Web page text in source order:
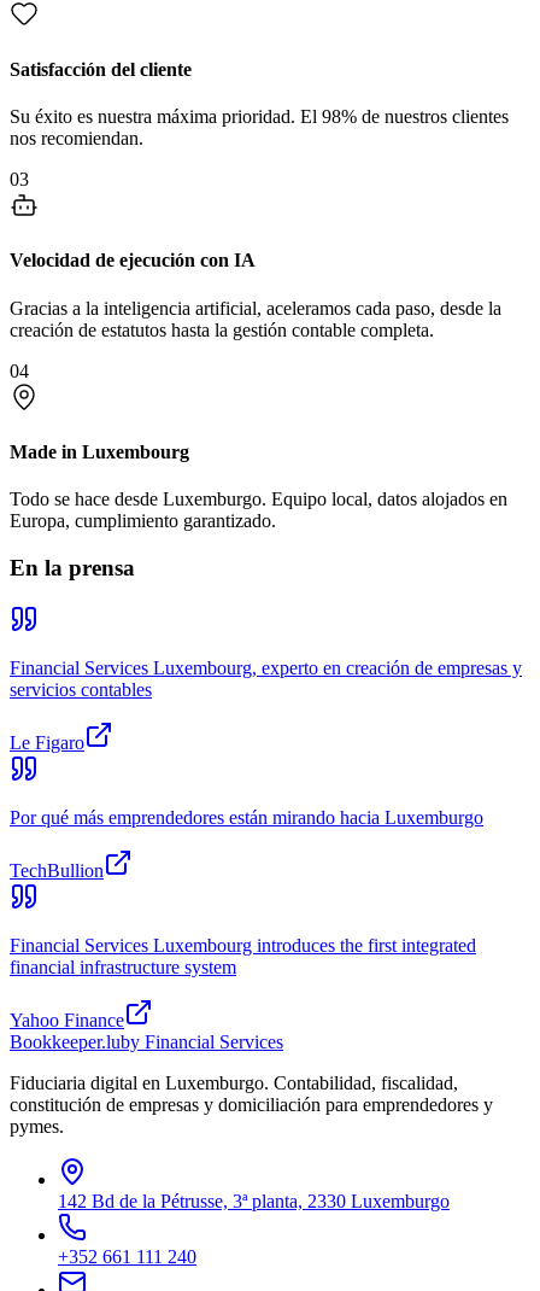
Satisfacción del cliente
Su éxito es nuestra máxima prioridad. El 98% de nuestros clientes
nos recomiendan.
03
Velocidad de ejecución con IA
Gracias a la inteligencia artificial, aceleramos cada paso, desde la
creación de estatutos hasta la gestión contable completa.
04
Made in Luxembourg
Todo se hace desde Luxemburgo. Equipo local, datos alojados en
Europa, cumplimiento garantizado.
En la prensa
Financial Services Luxembourg, experto en creación de empresas y
servicios contables
Le Figaro
Por qué más emprendedores están mirando hacia Luxemburgo
TechBullion
Financial Services Luxembourg introduces the first integrated
financial infrastructure system
Yahoo Finance
Bookkeeper.luby Financial Services
Fiduciaria digital en Luxemburgo. Contabilidad, fiscalidad,
constitución de empresas y domiciliación para emprendedores y
pymes.
142 Bd de la Pétrusse, 3ª planta, 2330 Luxemburgo
+352 661 111 240